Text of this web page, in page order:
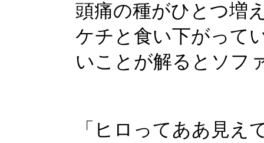
頭痛の種がひとつ増
ケチと食い下がって
いことが解るとソフ
「ヒロってああ見え